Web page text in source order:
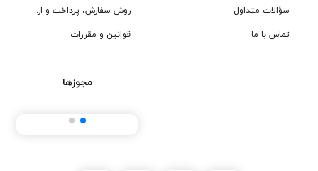
سؤالات متداول
تماس با ما
روش سفارش، پرداخت و ارسال
قوانین و مقررات
مجوزها